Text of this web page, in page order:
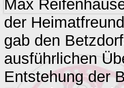
Max
der
gab den
ausführlichen
Entstehung der